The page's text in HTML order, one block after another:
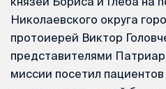
Николаевского округа
протоиерей Виктор
представителями
миссии посетил